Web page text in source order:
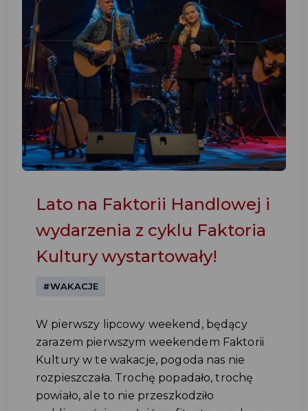
Lato na Faktorii Handlowej i
wydarzenia z cyklu Faktoria
Kultury wystartowały!
#WAKACJE
W pierwszy lipcowy weekend, będący
zarazem pierwszym weekendem Faktorii
Kultury w te wakacje, pogoda nas nie
rozpieszczała. Trochę popadało, trochę
powiało, ale to nie przeszkodziło